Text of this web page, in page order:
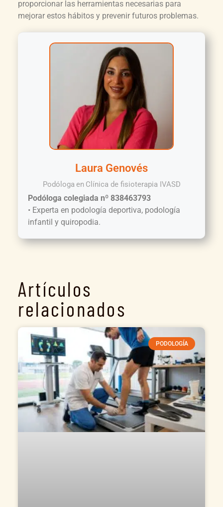
proporcionar las herramientas necesarias para
mejorar estos hábitos y prevenir futuros problemas.
Laura Genovés
Podóloga en Clínica de fisioterapia IVASD
Podóloga colegiada nº 838463793
• Experta en podología deportiva, podología
infantil y quiropodia.
Artículos
relacionados
PODOLOGÍA